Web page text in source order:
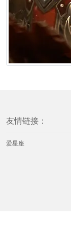
友情链接：
爱星座